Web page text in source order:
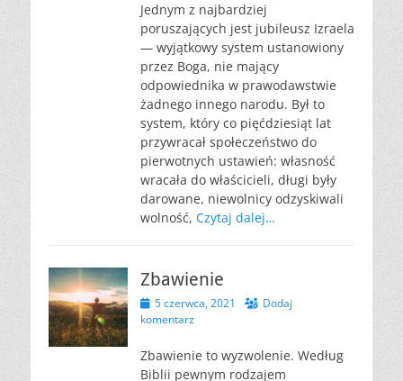
Jednym z najbardziej
poruszających jest jubileusz Izraela
— wyjątkowy system ustanowiony
przez Boga, nie mający
odpowiednika w prawodawstwie
żadnego innego narodu. Był to
system, który co pięćdziesiąt lat
przywracał społeczeństwo do
pierwotnych ustawień: własność
wracała do właścicieli, długi były
darowane, niewolnicy odzyskiwali
wolność, Czytaj dalej…
Zbawienie
Opublikowano
5 czerwca, 2021
Dodaj
komentarz
Zbawienie to wyzwolenie. Według
Biblii pewnym rodzajem